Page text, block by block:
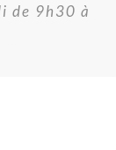
de 9h30 à